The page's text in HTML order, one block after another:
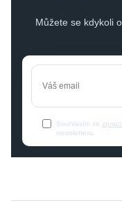
Můžete se kdykoli
Souhlasím se
newsletteru.